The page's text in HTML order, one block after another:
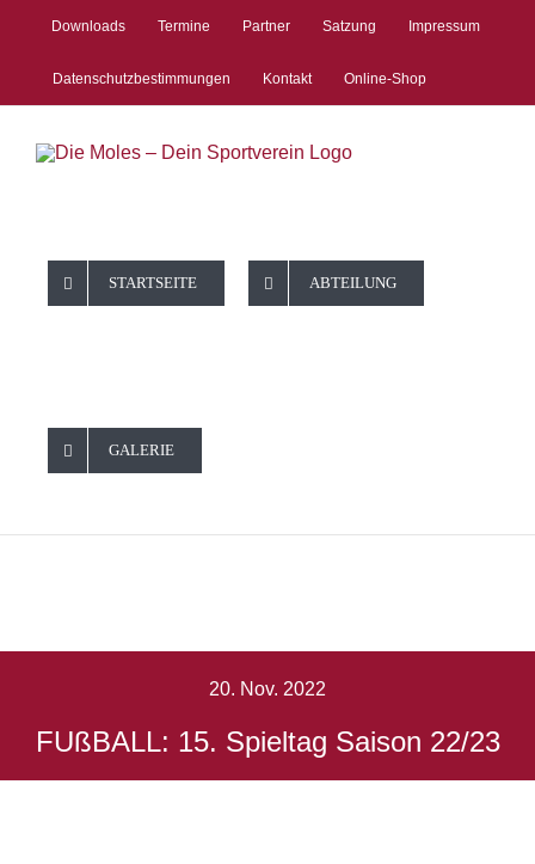
springen
Downloads Termine Partner Satzung Impressum
Datenschutzbestimmungen Kontakt Online-Shop
STARTSEITE ABTEILUNG
GALERIE
15. Spieltag
22/23
Startseite FUßBALL: 15. Spieltag Saison 22/23
20. Nov. 2022
FUßBALL: 15. Spieltag Saison 22/23